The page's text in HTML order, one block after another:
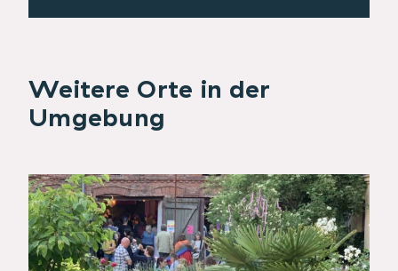
Weitere Orte in der
Umgebung